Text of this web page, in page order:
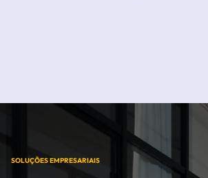
SOLUÇÕES EMPRESARIAIS